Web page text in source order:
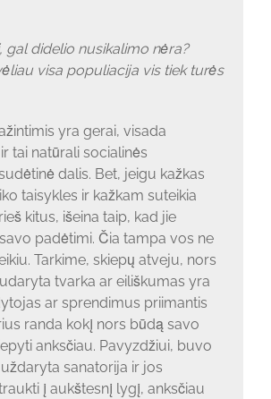
gal didelio nusikalimo nėra?
visa populiacija vis tiek turės
yra gerai, visada
tai natūrali socialinės
dalis. Bet, jeigu kažkas
taisykles ir kažkam suteikia
kitus, išeina taip, kad jie
padėtimi. Čia tampa vos ne
Tarkime, skiepų atveju, nors
tvarka ar eiliškumas yra
ar sprendimus priimantis
randa kokį nors būdą savo
anksčiau. Pavyzdžiui, buvo
sanatorija ir jos
į aukštesnį lygį, anksčiau